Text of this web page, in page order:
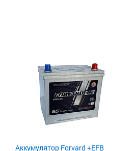
Аккумулятор Forvard +EFB